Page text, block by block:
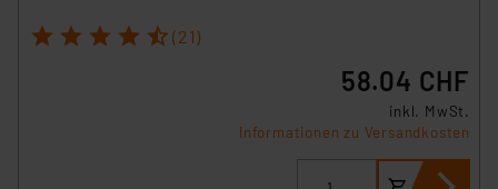
1 2 3 4 5 (21)
58.04 CHF
inkl. MwSt.
Informationen zu Versandkosten